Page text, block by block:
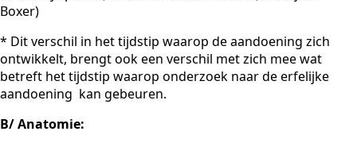
Boxer)
* Dit verschil in het tijdstip waarop de aandoening zich
ontwikkelt, brengt ook een verschil met zich mee wat
betreft het tijdstip waarop onderzoek naar de erfelijke
aandoening kan gebeuren.
B/ Anatomie: